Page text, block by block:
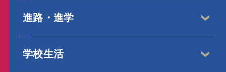
進路・進学
学校生活